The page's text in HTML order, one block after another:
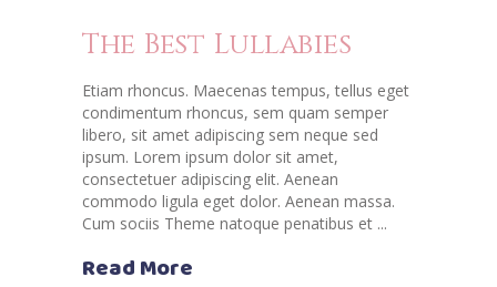
The Best Lullabies
Etiam rhoncus. Maecenas tempus, tellus eget
condimentum rhoncus, sem quam semper
libero, sit amet adipiscing sem neque sed
ipsum. Lorem ipsum dolor sit amet,
consectetuer adipiscing elit. Aenean
commodo ligula eget dolor. Aenean massa.
Cum sociis Theme natoque penatibus et
Read More